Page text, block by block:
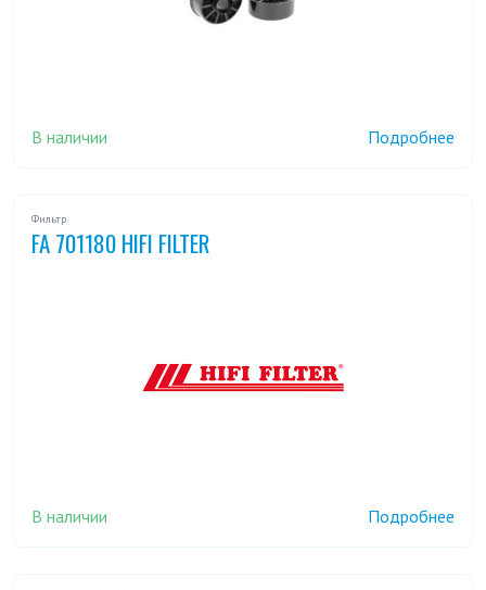
В наличии Подробнее
Фильтр
FA 701180 HIFI FILTER
В наличии Подробнее